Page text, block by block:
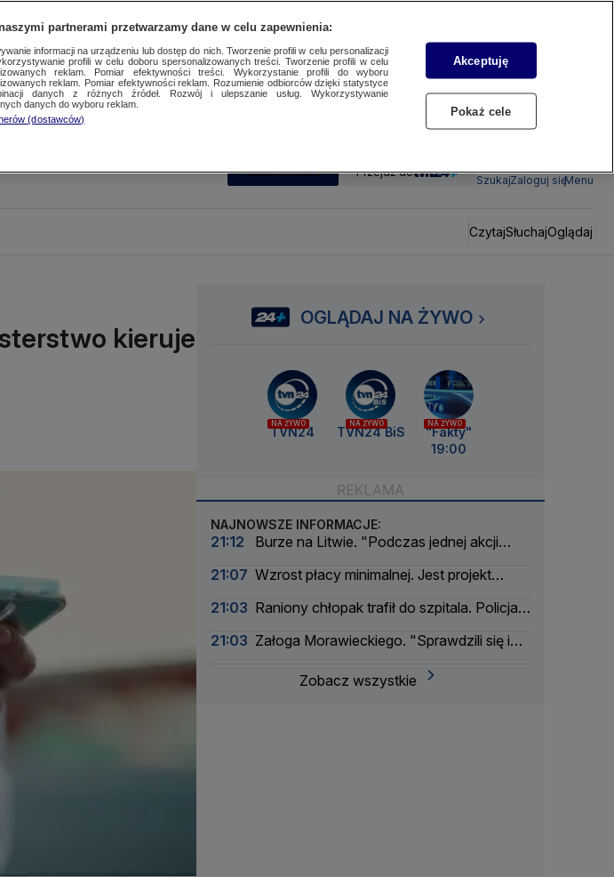
SUBSKRYBUJ Przejdź do
SzukajZaloguj sięMenu
CzytajSłuchajOglądaj
kieruje
OGLĄDAJ NA ŻYWO
NA ŻYWO
TVN24
NA ŻYWO
TVN24 BiS
NA ŻYWO
"Fakty"
19:00
NAJNOWSZE INFORMACJE:
21:12
Burze na Litwie. "Podczas jednej akcji
21:07 Wzrost płacy minimalnej. Jest projekt
21:03 Raniony chłopak trafił do szpitala. Policja
21:03 Załoga Morawieckiego. "Sprawdzili się i
Zobacz wszystkie
partnerami przetwarzamy dane w celu zapewnienia:
informacji na urządzeniu lub dostęp do nich. Tworzenie profili w celu personalizacji
profili w celu doboru spersonalizowanych treści. Tworzenie profili w celu
reklam. Pomiar efektywności treści. Wykorzystanie profili do wyboru
reklam. Pomiar efektywności reklam. Rozumienie odbiorców dzięki statystyce
danych z różnych źródeł. Rozwój i ulepszanie usług. Wykorzystywanie
danych do wyboru reklam.
(dostawców)
Akceptuję
Pokaż cele